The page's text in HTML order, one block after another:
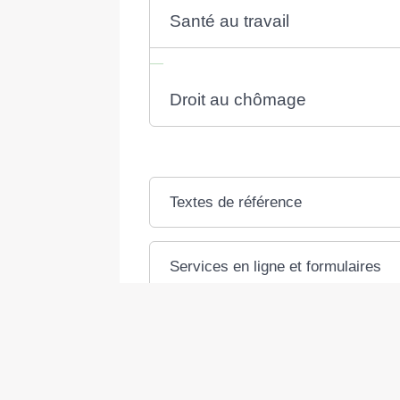
Santé au travail
Droit au chômage
Textes de référence
Services en ligne et formulaires